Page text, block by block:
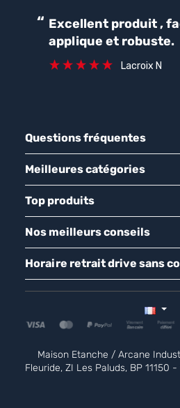
“ Excellent produit , facile a
applique et robuste.
Lacroix N
Questions fréquentes
Meilleures catégories
Top produits
Nos meilleurs conseils
Horaire retrait drive sans
Maison Etanche / Arcane
Fleuride, ZI Les Paluds, BP 11150 -